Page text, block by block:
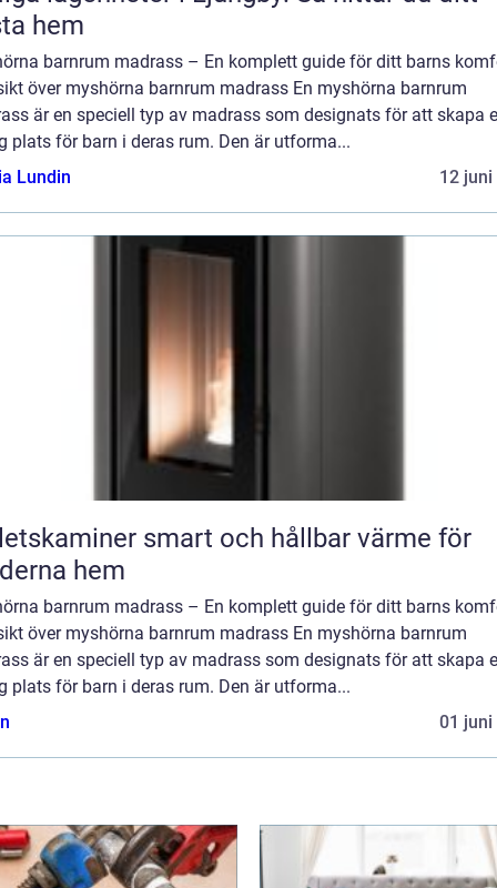
hem
barnrum madrass – En komplett guide för ditt barns
över myshörna barnrum madrass En myshörna barnrum
är en speciell typ av madrass som designats för att skapa
plats för barn i deras rum. Den är utforma...
Lundin
12 juni
smart och hållbar värme för
hem
barnrum madrass – En komplett guide för ditt barns
över myshörna barnrum madrass En myshörna barnrum
är en speciell typ av madrass som designats för att skapa
plats för barn i deras rum. Den är utforma...
01 juni